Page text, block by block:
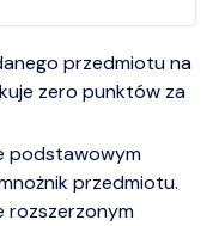
przedmiotu na
zero punktów za
podstawowym
przedmiotu.
rozszerzonym